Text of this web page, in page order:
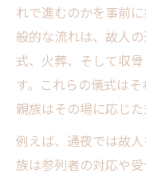
れで進むのかを事前
般的な流れは、故人
式、火葬、そして収
す。これらの儀式は
親族はその場に応じた
例えば、通夜では故
族は参列者の対応や